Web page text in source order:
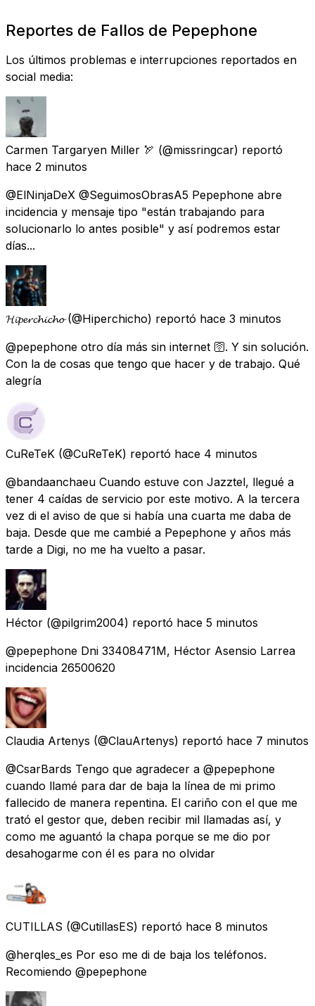
Reportes de Fallos de Pepephone
Los últimos problemas e interrupciones reportados en
social media:
Carmen Targaryen Miller 🏹 (@missringcar) reportó
hace 2 minutos
@ElNinjaDeX @SeguimosObrasA5 Pepephone abre
incidencia y mensaje tipo "están trabajando para
solucionarlo lo antes posible" y así podremos estar
días...
𝓗𝓲𝓹𝓮𝓻𝓬𝓱𝓲𝓬𝓱𝓸 (@Hiperchicho) reportó hace 3 minutos
@pepephone otro día más sin internet 🛜. Y sin solución.
Con la de cosas que tengo que hacer y de trabajo. Qué
alegría
CuReTeK (@CuReTeK) reportó hace 4 minutos
@bandaanchaeu Cuando estuve con Jazztel, llegué a
tener 4 caídas de servicio por este motivo. A la tercera
vez di el aviso de que si había una cuarta me daba de
baja. Desde que me cambié a Pepephone y años más
tarde a Digi, no me ha vuelto a pasar.
Héctor (@pilgrim2004) reportó hace 5 minutos
@pepephone Dni 33408471M, Héctor Asensio Larrea
incidencia 26500620
Claudia Artenys (@ClauArtenys) reportó hace 7 minutos
@CsarBards Tengo que agradecer a @pepephone
cuando llamé para dar de baja la línea de mi primo
fallecido de manera repentina. El cariño con el que me
trató el gestor que, deben recibir mil llamadas así, y
como me aguantó la chapa porque se me dio por
desahogarme con él es para no olvidar
CUTILLAS (@CutillasES) reportó hace 8 minutos
@herqles_es Por eso me di de baja los teléfonos.
Recomiendo @pepephone